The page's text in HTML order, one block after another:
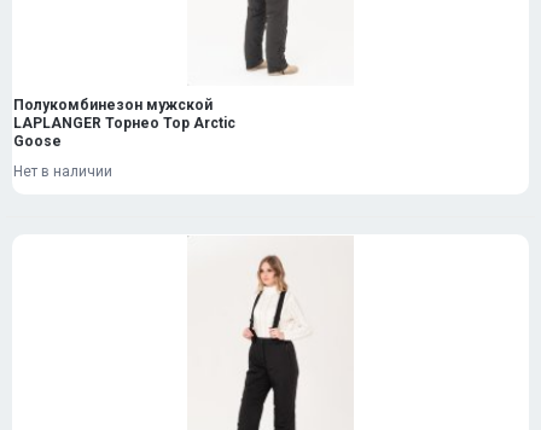
Полукомбинезон мужской
LAPLANGER Торнео Top Arctic
Goose
Нет в наличии